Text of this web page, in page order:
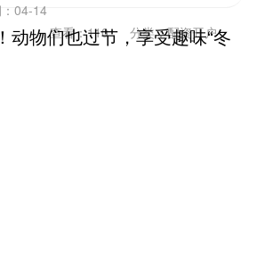
：04-14
查看：110 分类：配资开户
动物们也过节，享受趣味“冬